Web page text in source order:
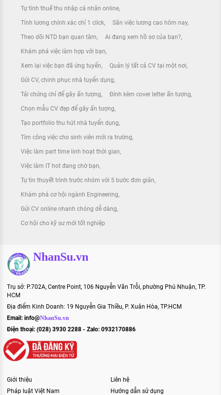
Tự tính thuế thu nhập cá nhân online
Tính lương chính xác chỉ 1 click Săn việc lương cao hôm nay
Theo dõi NTD bạn quan tâm Ai đang xem hồ sơ của bạn?
Khám phá việc làm hợp với bạn
Xem lại việc bạn đã ứng tuyển Quản lý tất cả CV tại một nơi
Gửi CV, chinh phục nhà tuyển dụng
Tải chứng chỉ để gây ấn tượng Đính kèm cover letter ấn tượng
Chọn mẫu CV đẹp để gây ấn tượng
Tạo portfolio thu hút nhà tuyển dụng
Tìm công việc cho sinh viên mới ra trường
Việc làm part time linh hoạt thời gian
Việc làm IT hot đang chờ bạn
Tự tin thuyết trình trước nhóm với 5 bước đơn giản
Khám phá cơ hội ngành Engineering
Gửi CV online nhanh chóng dễ dàng
Cơ hội cho kỹ sư mới tốt nghiệp
NhanSu.vn
Trụ sở: P.702A, Centre Point, 106 Nguyễn Văn Trỗi, phường Phú Nhuận, TP.
HCM
Địa điểm Kinh Doanh: 19 Nguyễn Gia Thiều, P. Xuân Hòa, TP.HCM
Email: info@NhanSu.vn
Điện thoại: (028) 3930 2288 - Zalo: 0932170886
Giới thiệu
Pháp luật Việt Nam
Liên hệ
Hướng dẫn sử dụng